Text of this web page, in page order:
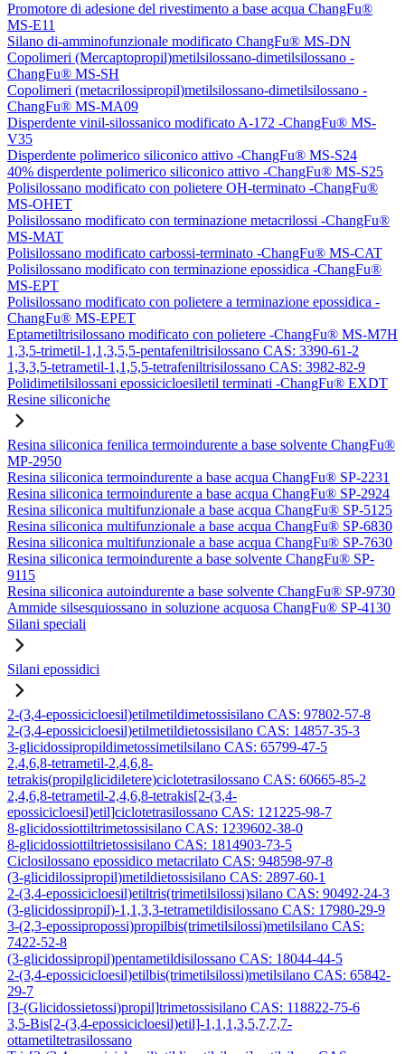
Promotore di adesione del rivestimento a base acqua ChangFu®
MS-E11
Silano di-amminofunzionale modificato ChangFu® MS-DN
Copolimeri (Mercaptopropil)metilsilossano-dimetilsilossano -
ChangFu® MS-SH
Copolimeri (metacrilossipropil)metilsilossano-dimetilsilossano -
ChangFu® MS-MA09
Disperdente vinil-silossanico modificato A-172 -ChangFu® MS-
V35
Disperdente polimerico siliconico attivo -ChangFu® MS-S24
40% disperdente polimerico siliconico attivo -ChangFu® MS-S25
Polisilossano modificato con polietere OH-terminato -ChangFu®
MS-OHET
Polisilossano modificato con terminazione metacrilossi -ChangFu®
MS-MAT
Polisilossano modificato carbossi-terminato -ChangFu® MS-CAT
Polisilossano modificato con terminazione epossidica -ChangFu®
MS-EPT
Polisilossano modificato con polietere a terminazione epossidica -
ChangFu® MS-EPET
Eptametiltrisilossano modificato con polietere -ChangFu® MS-M7H
1,3,5-trimetil-1,1,3,5,5-pentafeniltrisilossano CAS: 3390-61-2
1,3,3,5-tetrametil-1,1,5,5-tetrafeniltrisilossano CAS: 3982-82-9
Polidimetilsilossani epossicicloesiletil terminati -ChangFu® EXDT
Resine siliconiche
Resina siliconica fenilica termoindurente a base solvente ChangFu®
MP-2950
Resina siliconica termoindurente a base acqua ChangFu® SP-2231
Resina siliconica termoindurente a base acqua ChangFu® SP-2924
Resina siliconica multifunzionale a base acqua ChangFu® SP-5125
Resina siliconica multifunzionale a base acqua ChangFu® SP-6830
Resina siliconica multifunzionale a base acqua ChangFu® SP-7630
Resina siliconica termoindurente a base solvente ChangFu® SP-
9115
Resina siliconica autoindurente a base solvente ChangFu® SP-9730
Ammide silsesquiossano in soluzione acquosa ChangFu® SP-4130
Silani speciali
Silani epossidici
2-(3,4-epossicicloesil)etilmetildimetossisilano CAS: 97802-57-8
2-(3,4-epossicicloesil)etilmetildietossisilano CAS: 14857-35-3
3-glicidossipropildimetossimetilsilano CAS: 65799-47-5
2,4,6,8-tetrametil-2,4,6,8-
tetrakis(propilglicidiletere)ciclotetrasilossano CAS: 60665-85-2
2,4,6,8-tetrametil-2,4,6,8-tetrakis[2-(3,4-
epossicicloesil)etil]ciclotetrasilossano CAS: 121225-98-7
8-glicidossiottiltrimetossisilano CAS: 1239602-38-0
8-glicidossiottiltrietossisilano CAS: 1814903-73-5
Ciclosilossano epossidico metacrilato CAS: 948598-97-8
(3-glicidilossipropil)metildietossisilano CAS: 2897-60-1
2-(3,4-epossicicloesil)etiltris(trimetilsilossi)silano CAS: 90492-24-3
(3-glicidossipropil)-1,1,3,3-tetrametildisilossano CAS: 17980-29-9
3-(2,3-epossipropossi)propilbis(trimetilsilossi)metilsilano CAS:
7422-52-8
(3-glicidossipropil)pentametildisilossano CAS: 18044-44-5
2-(3,4-epossicicloesil)etilbis(trimetilsilossi)metilsilano CAS: 65842-
29-7
[3-(Glicidossietossi)propil]trimetossisilano CAS: 118822-75-6
3,5-Bis[2-(3,4-epossicicloesil)etil]-1,1,1,3,5,7,7,7-
ottametiltetrasilossano